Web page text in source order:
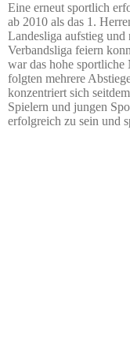
Eine erneut sportlich
ab 2010 als das 1.
Landesliga aufstieg und
Verbandsliga feiern
war das hohe sportliche
folgten mehrere
konzentriert sich
Spielern und jungen
erfolgreich zu sein und